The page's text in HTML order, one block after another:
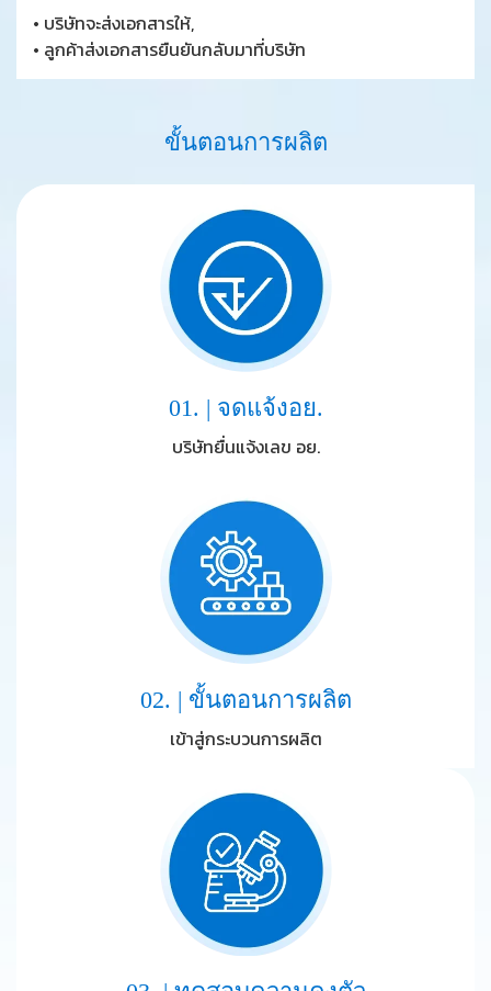
• บริษัทจะส่งเอกสารให้,
• ลูกค้าส่งเอกสารยืนยันกลับมาที่บริษัท
ขั้นตอนการผลิต
01. | จดแจ้งอย.
บริษัทยื่นแจ้งเลข อย.
02. | ขั้นตอนการผลิต
เข้าสู่กระบวนการผลิต